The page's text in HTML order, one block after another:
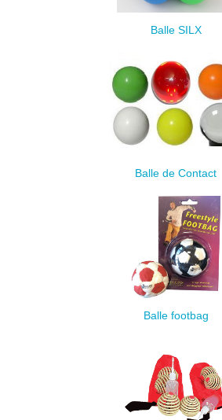
Balle SILX
Balle de Contact
Balle footbag